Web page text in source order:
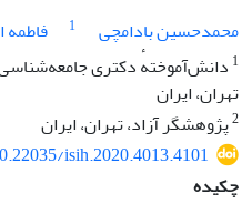
محمدحسین بادامچی
1 فاطمه
1 دانش‌آموختهٔ دکتری
تهران، ایران
2پژوهشگر آزاد، تهران، ایران
isih.2020.4013.4101
چکیده